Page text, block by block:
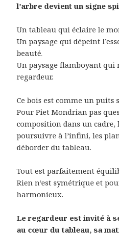
l’arbre devient un signe
Un tableau qui éclaire le
Un paysage qui dépeint
beauté.
Un paysage flamboyant qui
regardeur.
Ce bois est comme un puits
Pour Piet Mondrian pas
composition dans un cadre,
poursuivre à l’infini, les
déborder du tableau.
Tout est parfaitement
Rien n’est symétrique et
harmonieux.
Le regardeur est invité à
au cœur du tableau, sa